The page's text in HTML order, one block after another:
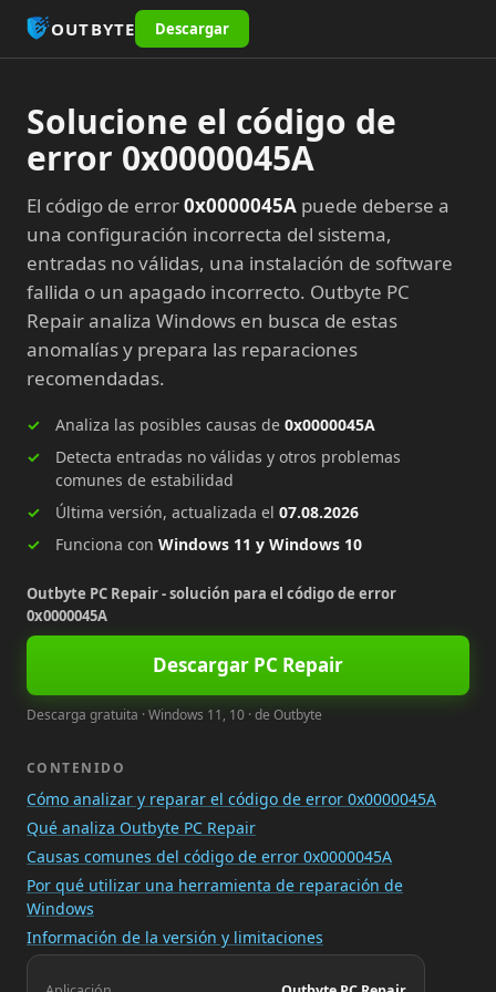
OUTBYTE Descargar
Solucione el código de
error 0x0000045A
El código de error0x0000045A puede deberse a
una configuración incorrecta del sistema,
entradas no válidas, una instalación de software
fallida o un apagado incorrecto. Outbyte PC
Repair analiza Windows en busca de estas
anomalías y prepara las reparaciones
recomendadas.
Analiza las posibles causas de 0x0000045A
Detecta entradas no válidas y otros problemas
comunes de estabilidad
Última versión, actualizada el 07.08.2026
Funciona con Windows 11 y Windows 10
Outbyte PC Repair - solución para el código de error
0x0000045A
Descargar PC Repair
Descarga gratuita · Windows 11, 10 · de Outbyte
CONTENIDO
Cómo analizar y reparar el código de error 0x0000045A
Qué analiza Outbyte PC Repair
Causas comunes del código de error 0x0000045A
Por qué utilizar una herramienta de reparación de
Windows
Información de la versión y limitaciones